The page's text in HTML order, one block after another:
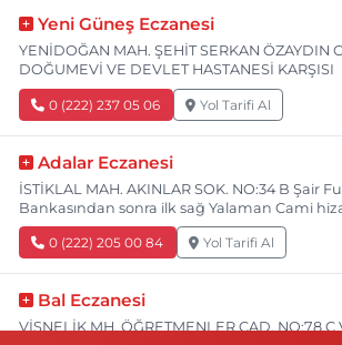
Yeni Güneş Eczanesi
YENİDOĞAN MAH. ŞEHİT SERKAN ÖZAYDIN
DOĞUMEVİ VE DEVLET HASTANESİ KARŞISI
0 (222) 237 05 06 Yol Tarifi Al
Adalar Eczanesi
İSTİKLAL MAH. AKINLAR SOK. NO:34 B Şair
Bankasından sonra ilk sağ Yalaman Cami
0 (222) 205 00 84 Yol Tarifi Al
Bal Eczanesi
VİŞNELİK MH. ÖĞRETMENLER CAD. NO:78